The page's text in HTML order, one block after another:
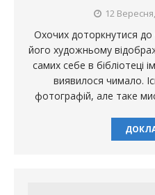
12
Охочих доторкнутися до
його художньому
самих себе в бібліотеці
виявилося чимало.
фотографій, але таке